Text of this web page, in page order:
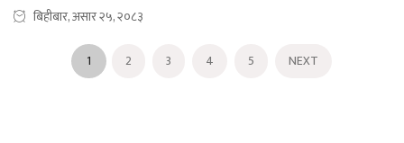
बिहीबार, असार २५, २०८३
1 2 3 4 5 NEXT